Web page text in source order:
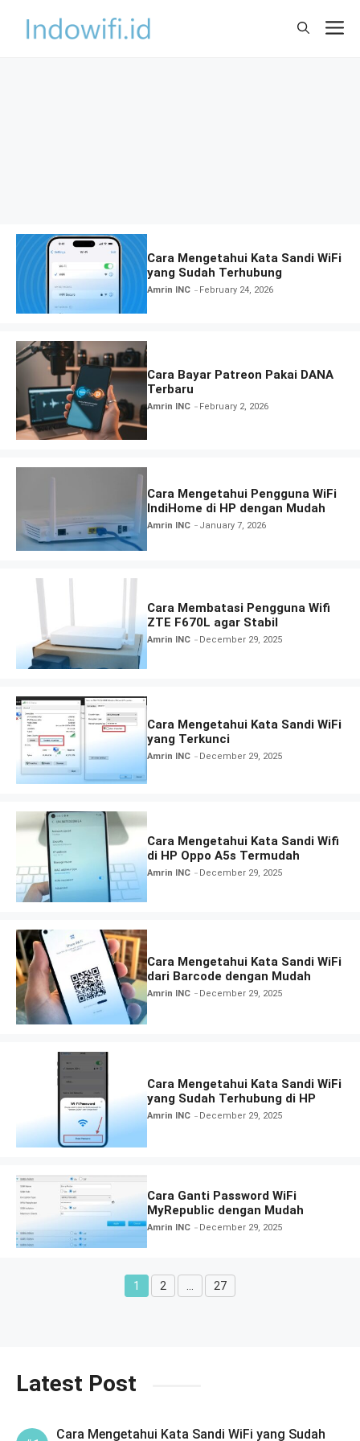
Cara Mengetahui Kata Sandi WiFi
yang Sudah Terhubung
Amrin INC February 24, 2026
Cara Bayar Patreon Pakai DANA
Terbaru
Amrin INC February 2, 2026
Cara Mengetahui Pengguna WiFi
IndiHome di HP dengan Mudah
Amrin INC January 7, 2026
Cara Membatasi Pengguna Wifi
ZTE F670L agar Stabil
Amrin INC December 29, 2025
Cara Mengetahui Kata Sandi WiFi
yang Terkunci
Amrin INC December 29, 2025
Cara Mengetahui Kata Sandi Wifi
di HP Oppo A5s Termudah
Amrin INC December 29, 2025
Cara Mengetahui Kata Sandi WiFi
dari Barcode dengan Mudah
Amrin INC December 29, 2025
Cara Mengetahui Kata Sandi WiFi
yang Sudah Terhubung di HP
Amrin INC December 29, 2025
Cara Ganti Password WiFi
MyRepublic dengan Mudah
Amrin INC December 29, 2025
Page
1 Page
2 … Page
27
Latest Post
Cara Mengetahui Kata Sandi WiFi yang Sudah